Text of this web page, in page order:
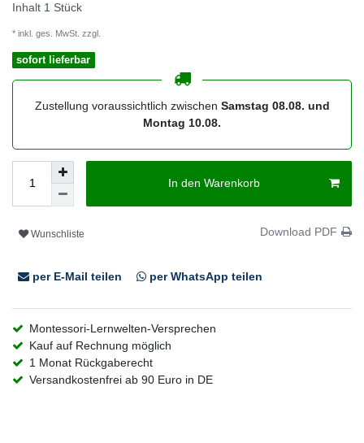
Inhalt 1 Stück
* inkl. ges. MwSt. zzgl.
sofort lieferbar
Zustellung voraussichtlich zwischen Samstag 08.08. und
Montag 10.08.
In den Warenkorb
Wunschliste Download PDF
per E-Mail teilen per WhatsApp teilen
Montessori-Lernwelten-Versprechen
Kauf auf Rechnung möglich
1 Monat Rückgaberecht
Versandkostenfrei ab 90 Euro in DE